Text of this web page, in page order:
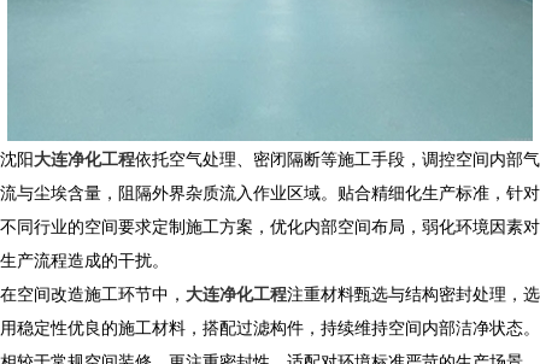
沈阳大连净化工程依托空气处理、密闭隔断等施工手段，调控空间内部气
流与尘埃含量，阻隔外界杂质流入作业区域。贴合精细化生产标准，针对
不同行业的空间要求定制施工方案，优化内部空间布局，弱化环境因素对
生产流程造成的干扰。
在空间改造施工环节中， 大连净化工程注重材料甄选与结构密封处理，选
用稳定性优良的施工材料，搭配过滤构件，持续维持空间内部洁净状态。